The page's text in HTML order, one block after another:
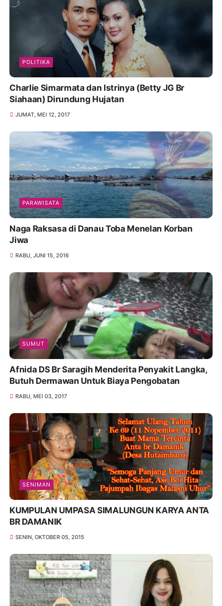
POLITIKA
Charlie Simarmata dan Istrinya (Betty JG Br
Siahaan) Dirundung Hujatan
JUMAT, MEI 12, 2017
PARAWISATA
Naga Raksasa di Danau Toba Menelan Korban
Jiwa
RABU, JUNI 15, 2016
SUMUT
Afnida DS Br Saragih Menderita Penyakit Langka,
Butuh Dermawan Untuk Biaya Pengobatan
RABU, MEI 03, 2017
SENIMAN
KUMPULAN UMPASA SIMALUNGUN KARYA ANTA
BR DAMANIK
SENIN, OKTOBER 05, 2015